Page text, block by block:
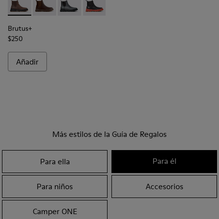
Brutus+ - K300534-002 - Botines marrones de nobuk para
Brutus+ - K300534-005
Brutus+ - K300534-004
Brutus+ - K300534-003
Brutus+
$250
Añadir
Más estilos de la Guía de Regalos
Para ella Para él
Para niños Accesorios
Camper ONE